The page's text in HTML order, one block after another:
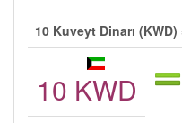
10 Kuveyt Dinarı
10 KWD